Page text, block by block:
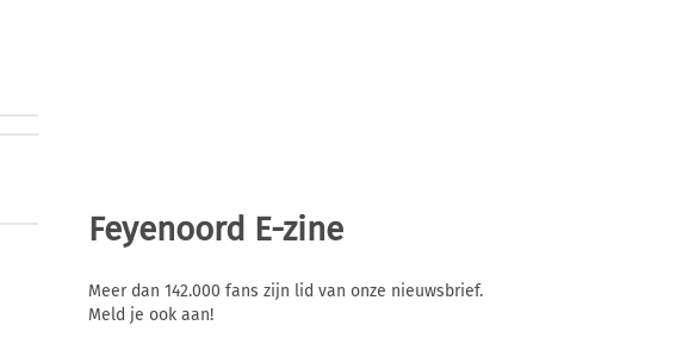
Feyenoord E-zine
Meer dan 142.000 fans zijn lid van onze nieuwsbrief.
Meld je ook aan!